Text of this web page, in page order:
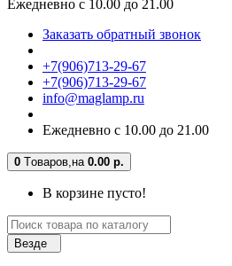
Ежедневно с 10.00 до 21.00
Заказать обратный звонок
+7(906)713-29-67
+7(906)713-29-67
info@maglamp.ru
Ежедневно с 10.00 до 21.00
0 Tоваров,на 0.00 р.
В корзине пусто!
Везде